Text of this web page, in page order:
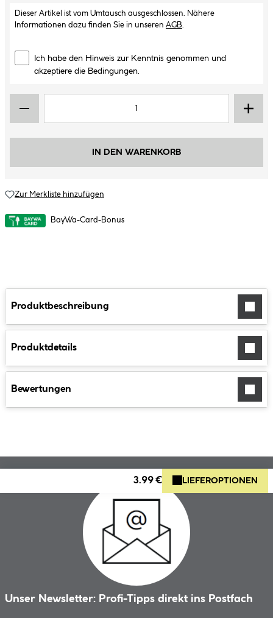
Dieser Artikel ist vom Umtausch ausgeschlossen. Nähere
Informationen dazu finden Sie in unseren AGB
Ich habe den Hinweis zur Kenntnis genommen und
akzeptiere die Bedingungen.
IN DEN WARENKORB
Zur Merkliste hinzufügen
BayWa-Card-Bonus
Produktbeschreibung
Produktdetails
Bewertungen
3.99 € LIEFEROPTIONEN
Unser Newsletter: Profi-Tipps direkt ins Postfach